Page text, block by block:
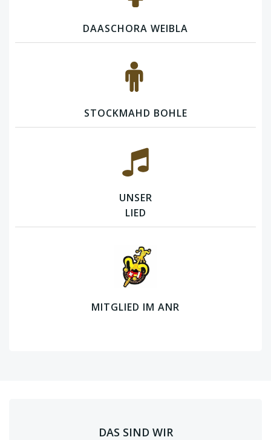
DAASCHORA WEIBLA
STOCKMAHD BOHLE
UNSER
LIED
MITGLIED IM ANR
DAS SIND WIR